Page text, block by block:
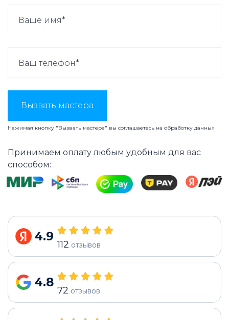
Вызвать мастера
Нажимая кнопку "Вызвать мастера" вы соглашаетесь на обработку данных
Принимаем оплату любым удобным для вас
способом:
4.9
112 отзывов
4.8
72 отзывов